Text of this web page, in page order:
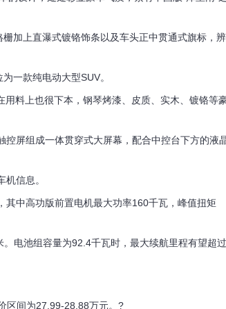
加上直瀑式镀铬饰条以及车头正中贯通式旗标，辨
一款纯电动大型SUV。
料上也很下本，钢琴烤漆、皮质、实木、镀铬等
屏组成一体贯穿式大屏幕，配合中控台下方的液
信息。
中高功版前置电机最大功率160千瓦，峰值扭矩
电池组容量为92.4千瓦时，最大续航里程有望超过
间为27.99-28.88万元。?